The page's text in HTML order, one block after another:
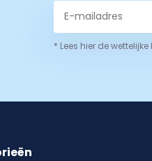
* Lees hier de